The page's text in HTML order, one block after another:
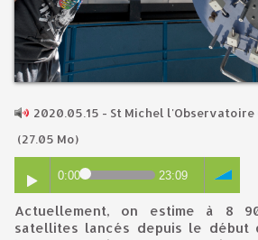
2020.05.15 - St Michel l'Observatoire
(27.05 Mo)
0:00 23:09
Actuellement, on estime à 8 900, le nombre de
satellites lancés depuis le début